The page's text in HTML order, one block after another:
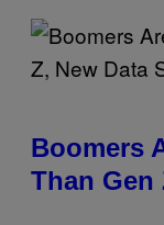
Boomers
Than Gen